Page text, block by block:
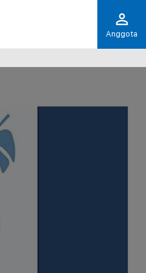
Anggota